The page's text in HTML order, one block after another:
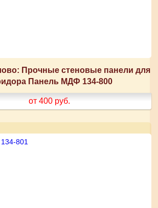
Прочные стеновые панели для
Панель МДФ 134-800
от 400 руб.